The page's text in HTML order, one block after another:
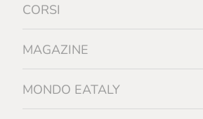
CORSI
MAGAZINE
MONDO EATALY